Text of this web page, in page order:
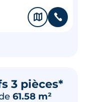
🗞 📞
3 pièces*
61.58 m²